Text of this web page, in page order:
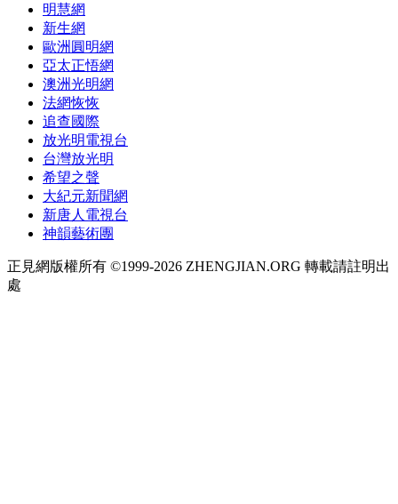
明慧網
新生網
歐洲圓明網
亞太正悟網
澳洲光明網
法網恢恢
追查國際
放光明電視台
台灣放光明
希望之聲
大紀元新聞網
新唐人電視台
神韻藝術團
正見網版權所有 ©1999-2026 ZHENGJIAN.ORG 轉載請註明出
處